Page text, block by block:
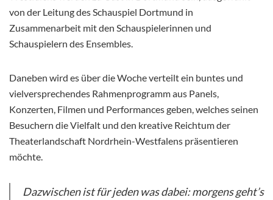
von der Leitung des Schauspiel Dortmund in
Zusammenarbeit mit den Schauspielerinnen und
Schauspielern des Ensembles.
Daneben wird es über die Woche verteilt ein buntes und
vielversprechendes Rahmenprogramm aus Panels,
Konzerten, Filmen und Performances geben, welches seinen
Besuchern die Vielfalt und den kreative Reichtum der
Theaterlandschaft Nordrhein-Westfalens präsentieren
möchte.
Dazwischen ist für jeden was dabei: morgens geht’s